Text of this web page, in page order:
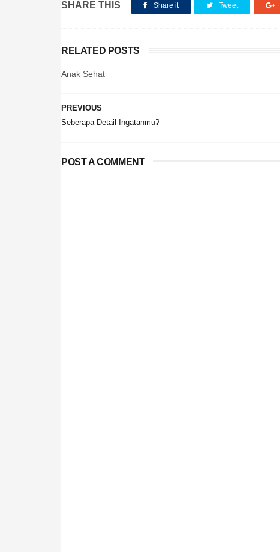
SHARE THIS Share it Tweet
RELATED POSTS
Anak Sehat
PREVIOUS
Seberapa Detail Ingatanmu?
POST A COMMENT